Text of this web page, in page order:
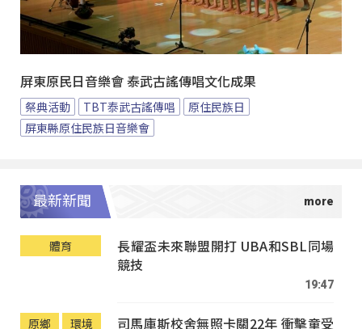
屏東原民日音樂會 泰武古謠傳唱文化成果
祭典活動 TBT泰武古謠傳唱
原住民族日
屏東縣原住民族日音樂會
最新新聞
體育
長耀盃未來聯盟開打 UBA和SBL同場
競技
19:47
原鄉 環境
司馬庫斯校舍無照卡關22年 衝擊童受